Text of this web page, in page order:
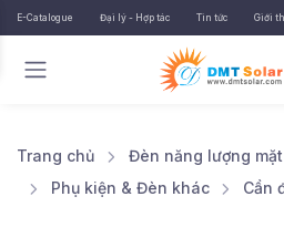
E-Catalogue Đại lý - Hợp tác Tin tức Giới
Trang chủ
Đèn năng lượng
Phụ kiện & Đèn khác
Cần